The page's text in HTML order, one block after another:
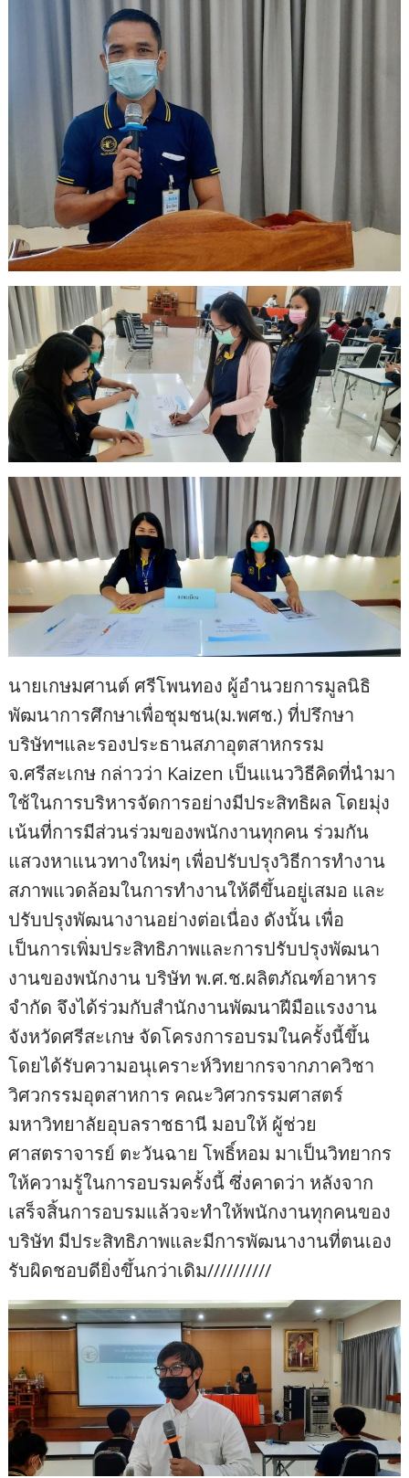
นายเกษมศานต์ ศรีโพนทอง ผู้อำนวยการมูลนิธิ
พัฒนาการศึกษาเพื่อชุมชน(ม.พศช.) ที่ปรึกษา
บริษัทฯและรองประธานสภาอุตสาหกรรม
จ.ศรีสะเกษ กล่าวว่า Kaizen เป็นแนววิธีคิดที่นำมา
ใช้ในการบริหารจัดการอย่างมีประสิทธิผล โดยมุ่ง
เน้นที่การมีส่วนร่วมของพนักงานทุกคน ร่วมกัน
แสวงหาแนวทางใหม่ๆ เพื่อปรับปรุงวิธีการทำงาน
สภาพแวดล้อมในการทำงานให้ดีขึ้นอยู่เสมอ และ
ปรับปรุงพัฒนางานอย่างต่อเนื่อง ดังนั้น เพื่อ
เป็นการเพิ่มประสิทธิภาพและการปรับปรุงพัฒนา
งานของพนักงาน บริษัท พ.ศ.ช.ผลิตภัณฑ์อาหาร
จำกัด จึงได้ร่วมกับสำนักงานพัฒนาฝีมือแรงงาน
จังหวัดศรีสะเกษ จัดโครงการอบรมในครั้งนี้ขึ้น
โดยได้รับความอนุเคราะห์วิทยากรจากภาควิชา
วิศวกรรมอุตสาหการ คณะวิศวกรรมศาสตร์
มหาวิทยาลัยอุบลราชธานี มอบให้ ผู้ช่วย
ศาสตราจารย์ ตะวันฉาย โพธิ์หอม มาเป็นวิทยากร
ให้ความรู้ในการอบรมครั้งนี้ ซึ่งคาดว่า หลังจาก
เสร็จสิ้นการอบรมแล้วจะทำให้พนักงานทุกคนของ
บริษัท มีประสิทธิภาพและมีการพัฒนางานที่ตนเอง
รับผิดชอบดียิ่งขึ้นกว่าเดิม//////////